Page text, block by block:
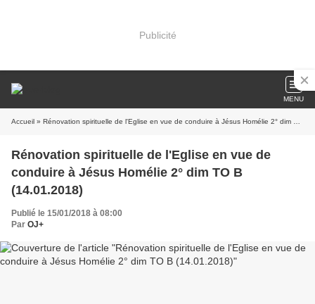
Publicité
MENU
Accueil » Rénovation spirituelle de l'Eglise en vue de conduire à Jésus Homélie 2° dim TO B (14.01.2018)
Rénovation spirituelle de l'Eglise en vue de
conduire à Jésus Homélie 2° dim TO B
(14.01.2018)
Publié le 15/01/2018 à 08:00
Par OJ+